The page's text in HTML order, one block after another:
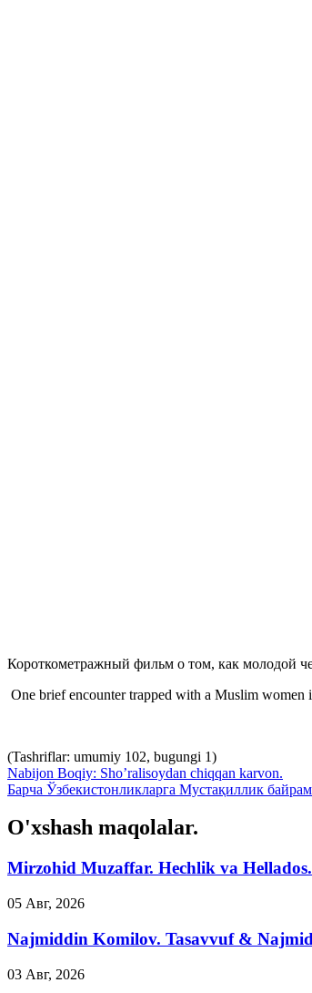
Короткометражный фильм о том, как молодой
One brief encounter trapped with a Muslim
(Tashriflar: umumiy 102, bugungi 1)
Nabijon Boqiy: Sho’ralisoydan chiqqan karvon.
Барча Ўзбекистонликларга Мустақиллик
O'xshash maqolalar.
Mirzohid Muzaffar. Hechlik va Hellados.
05 Авг, 2026
Najmiddin Komilov. Tasavvuf &
03 Авг, 2026